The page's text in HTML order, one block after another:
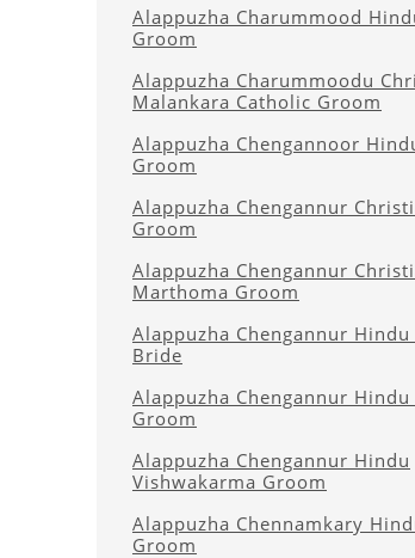
Alappuzha Charummood
Groom
Alappuzha Charummoodu
Malankara Catholic Groom
Alappuzha Chengannoor
Groom
Alappuzha Chengannur
Groom
Alappuzha Chengannur
Marthoma Groom
Alappuzha Chengannur Hindu
Bride
Alappuzha Chengannur Hindu
Groom
Alappuzha Chengannur Hindu
Vishwakarma Groom
Alappuzha Chennamkary
Groom